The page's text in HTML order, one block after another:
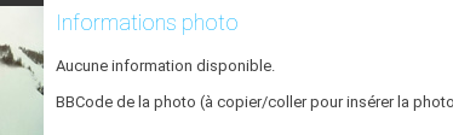
Informations photo
Aucune information disponible.
BBCode de la photo (à copier/coller pour insérer la